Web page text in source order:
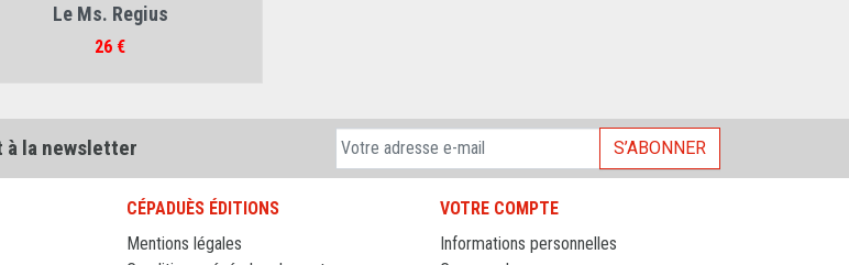
Le Ms. Regius
Prix
26 €
à la newsletter S’ABONNER
CÉPADUÈS ÉDITIONS
Mentions légales
VOTRE COMPTE
Informations personnelles